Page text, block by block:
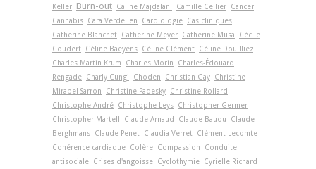
Keller Burn-out Caline Majdalani Camille Cellier Cancer
Cannabis Cara Verdellen Cardiologie Cas cliniques
Catherine Blanchet Catherine Meyer Catherine Musa
Cécile
Coudert Céline Baeyens Céline Clément Céline Douilliez
Charles Martin Krum
Charles Morin
Charles-Édouard
Rengade Charly Cungi Choden Christian Gay Christine
Mirabel-Sarron
Christine Padesky Christine Rollard
Christophe André Christophe Leys Christopher Germer
Christopher Martell
Claude Arnaud Claude Baudu
Claude
Berghmans Claude Penet Claudia Verret Clément Lecomte
Cohérence cardiaque Colère Compassion
Conduite
antisociale Crises d'angoisse Cyclothymie Cyrielle Richard